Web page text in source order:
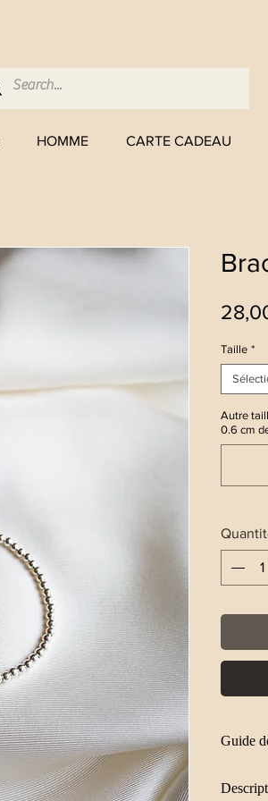
HOMME CARTE CADEAU
Taille *
Autre
0.6 cm
Guide
S :